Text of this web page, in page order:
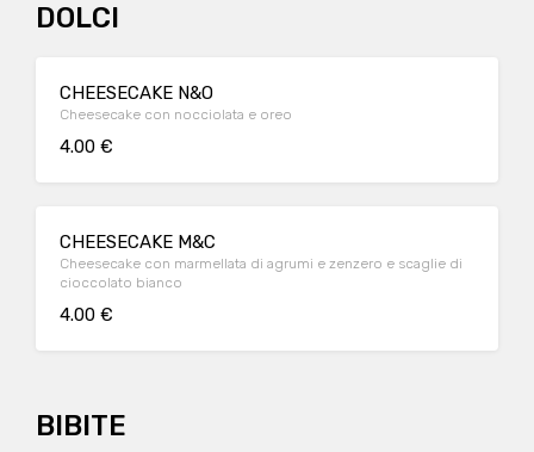
DOLCI
CHEESECAKE N&O
Cheesecake con nocciolata e oreo
4.00 €
CHEESECAKE M&C
Cheesecake con marmellata di agrumi e zenzero e scaglie di
cioccolato bianco
4.00 €
BIBITE